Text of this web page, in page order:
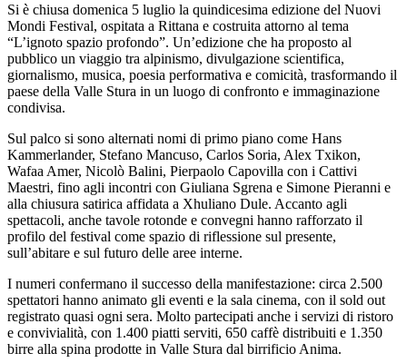
Si è chiusa domenica 5 luglio la quindicesima edizione del Nuovi
Mondi Festival, ospitata a Rittana e costruita attorno al tema
“L’ignoto spazio profondo”. Un’edizione che ha proposto al
pubblico un viaggio tra alpinismo, divulgazione scientifica,
giornalismo, musica, poesia performativa e comicità, trasformando il
paese della Valle Stura in un luogo di confronto e immaginazione
condivisa.
Sul palco si sono alternati nomi di primo piano come Hans
Kammerlander, Stefano Mancuso, Carlos Soria, Alex Txikon,
Wafaa Amer, Nicolò Balini, Pierpaolo Capovilla con i Cattivi
Maestri, fino agli incontri con Giuliana Sgrena e Simone Pieranni e
alla chiusura satirica affidata a Xhuliano Dule. Accanto agli
spettacoli, anche tavole rotonde e convegni hanno rafforzato il
profilo del festival come spazio di riflessione sul presente,
sull’abitare e sul futuro delle aree interne.
I numeri confermano il successo della manifestazione: circa 2.500
spettatori hanno animato gli eventi e la sala cinema, con il sold out
registrato quasi ogni sera. Molto partecipati anche i servizi di ristoro
e convivialità, con 1.400 piatti serviti, 650 caffè distribuiti e 1.350
birre alla spina prodotte in Valle Stura dal birrificio Anima.